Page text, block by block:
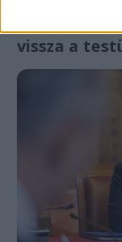
vissza a